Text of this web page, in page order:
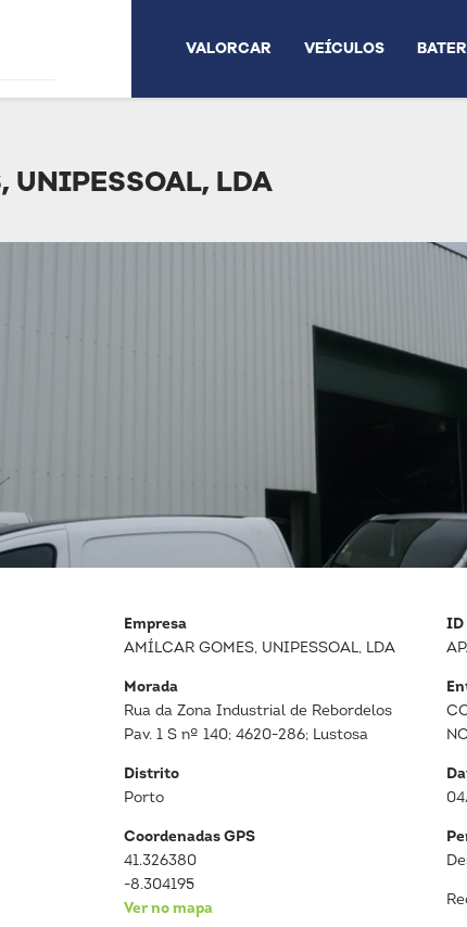
VALORCAR VEÍCULOS
UNIPESSOAL, LDA
Empresa
AMÍLCAR GOMES, UNIPESSOAL, LDA
Morada
Rua da Zona Industrial de Rebordelos
Pav. 1 S nº 140; 4620-286; Lustosa
Distrito
Porto
Coordenadas GPS
41.326380
-8.304195
Ver no mapa
ID